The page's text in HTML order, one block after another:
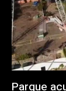
Parque